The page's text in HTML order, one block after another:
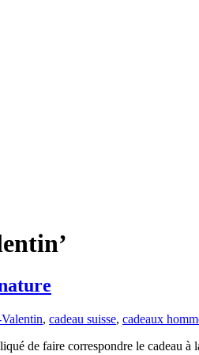
, cadeau suisse, cadeaux
de faire correspondre le